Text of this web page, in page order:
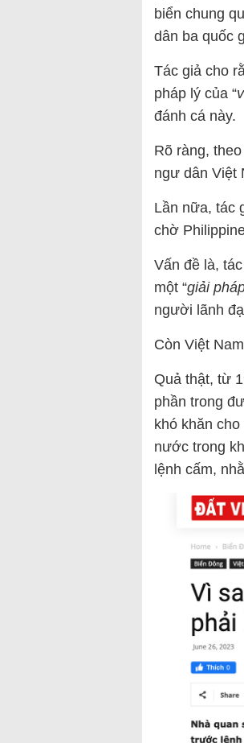
biển chung
dân ba quốc
Tác giả cho
pháp lý của “
đánh cá này.
Rõ ràng,
ngư dân Việt
Lần nữa, tác
chờ
Vấn đề là,
một “giải
người lãnh
Còn Việt
Quả thật, từ
phần trong
khó khăn
nước trong
lệnh cấm,